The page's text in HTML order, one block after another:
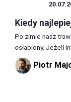
Kiedy
Po zimie nasz
osłabiony. Jeżeli
Piotr